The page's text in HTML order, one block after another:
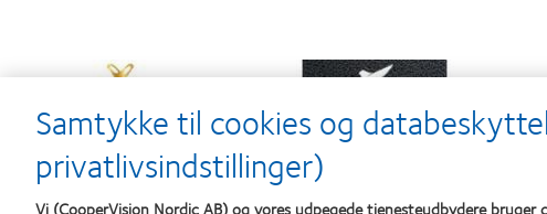
Learn
Prisen
d’Or
for
bedste
Learn
about
Contact
Product
of
the
Samtykke til cookies og
privatlivsindstillinger)
Vi (CooperVision Nordic AB) og vores udpegede tjenesteudbydere